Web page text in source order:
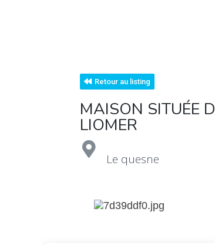
Retour au listing
MAISON SITUÉE
LIOMER
Le quesne